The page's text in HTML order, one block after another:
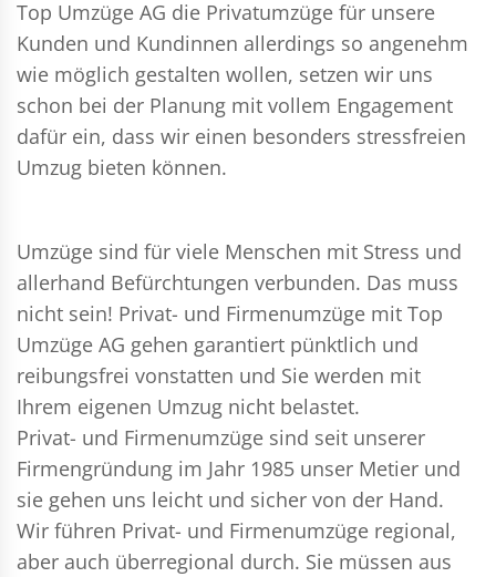
Top Umzüge AG die Privatumzüge für unsere
Kunden und Kundinnen allerdings so angenehm
wie möglich gestalten wollen, setzen wir uns
schon bei der Planung mit vollem Engagement
dafür ein, dass wir einen besonders stressfreien
Umzug bieten können.
Umzüge sind für viele Menschen mit Stress und
allerhand Befürchtungen verbunden. Das muss
nicht sein! Privat- und Firmenumzüge mit Top
Umzüge AG gehen garantiert pünktlich und
reibungsfrei vonstatten und Sie werden mit
Ihrem eigenen Umzug nicht belastet.
Privat- und Firmenumzüge sind seit unserer
Firmengründung im Jahr 1985 unser Metier und
sie gehen uns leicht und sicher von der Hand.
Wir führen Privat- und Firmenumzüge regional,
aber auch überregional durch. Sie müssen aus